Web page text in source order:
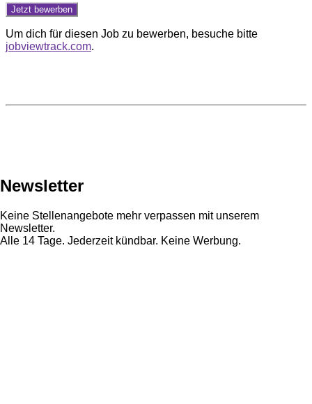
Um dich für diesen Job zu bewerben, besuche bitte
jobviewtrack.com.
Newsletter
Keine Stellenangebote mehr verpassen mit unserem
Newsletter.
Alle 14 Tage. Jederzeit kündbar. Keine Werbung.